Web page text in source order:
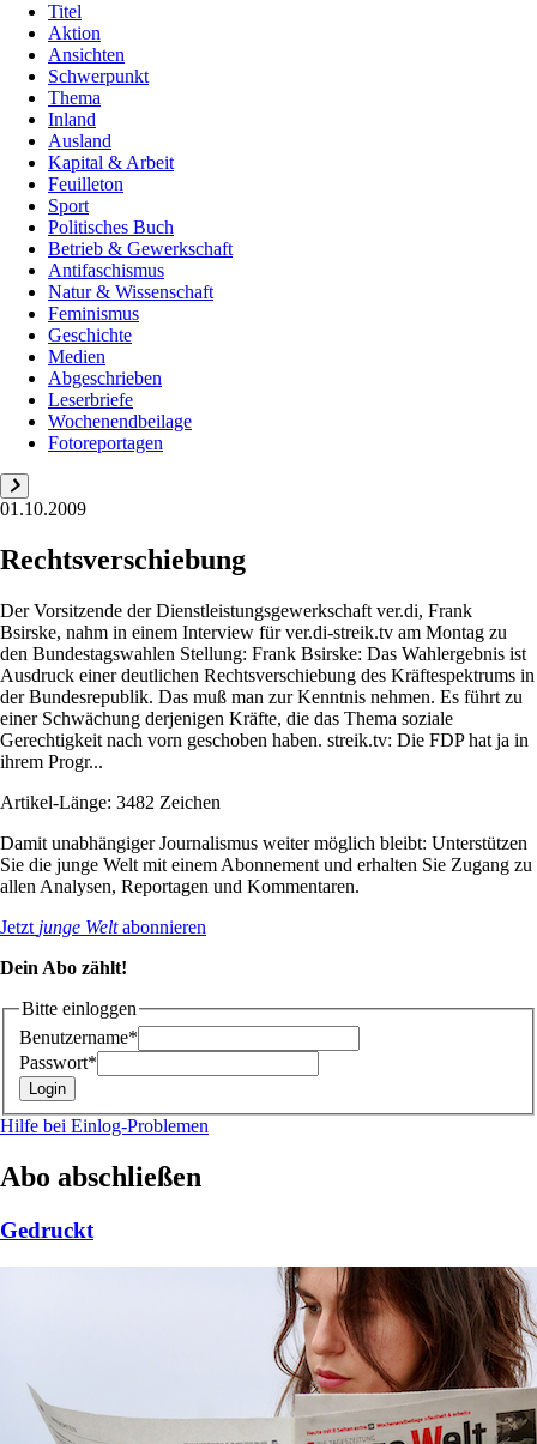
Titel
Aktion
Ansichten
Schwerpunkt
Thema
Inland
Ausland
Kapital & Arbeit
Feuilleton
Sport
Politisches Buch
Betrieb & Gewerkschaft
Antifaschismus
Natur & Wissenschaft
Feminismus
Geschichte
Medien
Abgeschrieben
Leserbriefe
Wochenendbeilage
Fotoreportagen
01.10.2009
Rechtsverschiebung
Der Vorsitzende der Dienstleistungsgewerkschaft ver.di, Frank
Bsirske, nahm in einem Interview für ver.di-streik.tv am Montag zu
den Bundestagswahlen Stellung: Frank Bsirske: Das Wahlergebnis ist
Ausdruck einer deutlichen Rechtsverschiebung des Kräftespektrums in
der Bundesrepublik. Das muß man zur Kenntnis nehmen. Es führt zu
einer Schwächung derjenigen Kräfte, die das Thema soziale
Gerechtigkeit nach vorn geschoben haben. streik.tv: Die FDP hat ja in
ihrem Progr...
Artikel-Länge: 3482 Zeichen
Damit unabhängiger Journalismus weiter möglich bleibt: Unterstützen
Sie die junge Welt mit einem Abonnement und erhalten Sie Zugang zu
allen Analysen, Reportagen und Kommentaren.
Jetzt junge Weltabonnieren
Dein Abo zählt!
Bitte einloggen
Benutzername*
Passwort*
Hilfe bei Einlog-Problemen
Abo abschließen
Gedruckt